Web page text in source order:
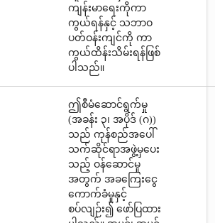
ကျန်းမာရေးကိုကာ
ကွယ်ရန်နှင့် သဘာဝ
ပတ်ဝန်းကျင်ကို ကာ
ကွယ်ထိန်းသိမ်းရန်ဖြစ်
ပါသည်။
ဤစီမံဆောင်ရွက်မှု
(အခန်း ၃၊ အပိုဒ် (ဂ))
သည် ကုန်စည်အပေါ်
သက်ဆိုင်ရာအဖွဲ့မှပေး
သည့် ဝန်ဆောင်မှု
အတွက် အခကြေးငွေ
ကောက်ခံမှုနှင့်
စပ်လျဉ်း၍ ဖော်ပြထား